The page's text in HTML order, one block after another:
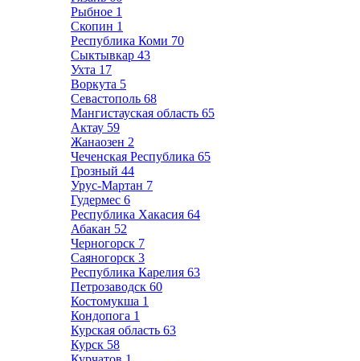
Рыбное 1
Скопин 1
Республика Коми 70
Сыктывкар 43
Ухта 17
Воркута 5
Севастополь 68
Мангистауская область 65
Актау 59
Жанаозен 2
Чеченская Республика 65
Грозный 44
Урус-Мартан 7
Гудермес 6
Республика Хакасия 64
Абакан 52
Черногорск 7
Саяногорск 3
Республика Карелия 63
Петрозаводск 60
Костомукша 1
Кондопога 1
Курская область 63
Курск 58